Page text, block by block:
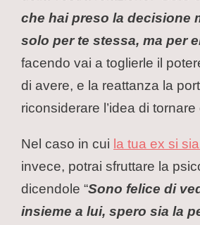
che hai preso la decisione
solo per te stessa, ma per
facendo vai a toglierle il
di avere, e la reattanza la
riconsiderare l’idea di tornare
Nel caso in cui la tua ex si
invece, potrai sfruttare la
dicendole “Sono felice di
insieme a lui, spero sia la